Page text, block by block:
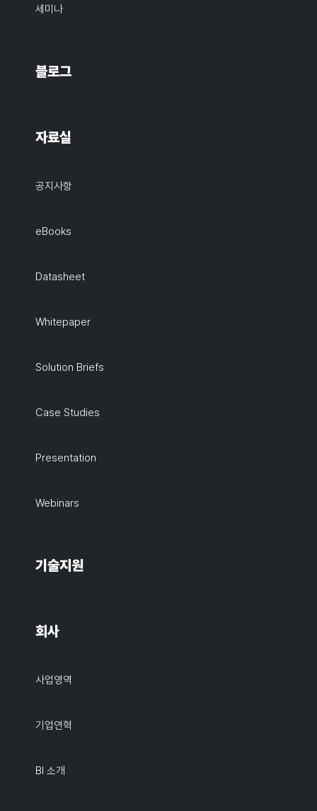
세미나
블로그
자료실
공지사항
eBooks
Datasheet
Whitepaper
Solution Briefs
Case Studies
Presentation
Webinars
기술지원
회사
사업영역
기업연혁
BI 소개